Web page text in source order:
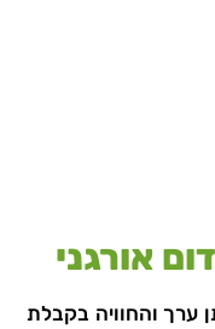
ערך והחוויה בקבלת